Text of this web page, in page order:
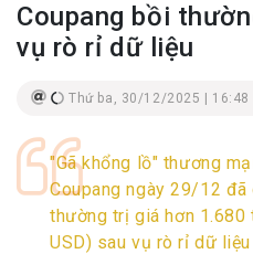
Coupang bồi
vụ rò rỉ dữ liệu
Thứ ba, 30/12/2025 | 16:48
"Gã khổng lồ" thương
Coupang ngày 29/12
thường trị giá hơn
USD) sau vụ rò rỉ dữ